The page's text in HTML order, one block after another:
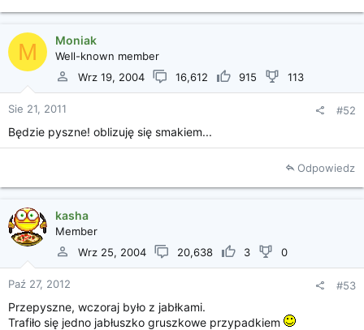
M Moniak
Well-known member
Wrz 19, 2004
16,612 915 113
Sie 21, 2011 #52
Będzie pyszne! oblizuję się smakiem...
Odpowiedz
kasha
Member
Wrz 25, 2004
20,638 3 0
Paź 27, 2012 #53
Przepyszne, wczoraj było z jabłkami.
Trafiło się jedno jabłuszko gruszkowe przypadkiem